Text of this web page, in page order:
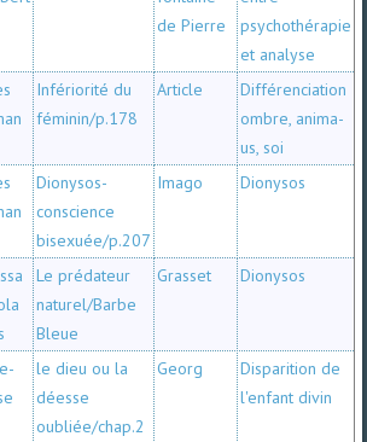
de Pierre
psychothérapie
et analyse
Infériorité du
féminin/p.178
Article
Différenciation
ombre, anima-
us, soi
Dionysos-
conscience
bisexuée/p.207
Imago Dionysos
Le prédateur
naturel/Barbe
Bleue
Grasset Dionysos
le dieu ou la
déesse
oubliée/chap.2
Georg
Disparition de
l'enfant divin